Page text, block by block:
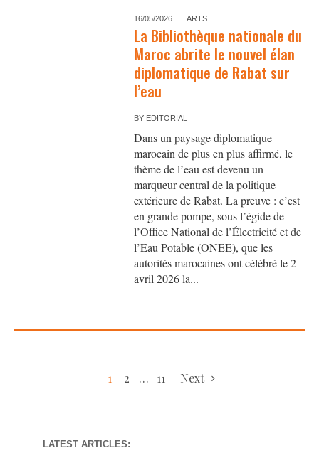
16/05/2026 ARTS
La Bibliothèque nationale du
Maroc abrite le nouvel élan
diplomatique de Rabat sur
l’eau
BY EDITORIAL
Dans un paysage diplomatique
marocain de plus en plus affirmé, le
thème de l’eau est devenu un
marqueur central de la politique
extérieure de Rabat. La preuve : c’est
en grande pompe, sous l’égide de
l’Office National de l’Électricité et de
l’Eau Potable (ONEE), que les
autorités marocaines ont célébré le 2
avril 2026 la...
1 2 … 11 Next
LATEST ARTICLES: